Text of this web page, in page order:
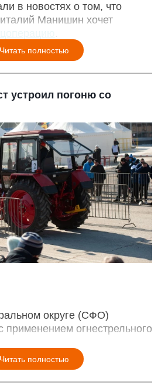
в новостях о том, что
Манишин хочет
Читать полностью
устроил погоню со
округе (СФО)
применением огнестрельного
Читать полностью